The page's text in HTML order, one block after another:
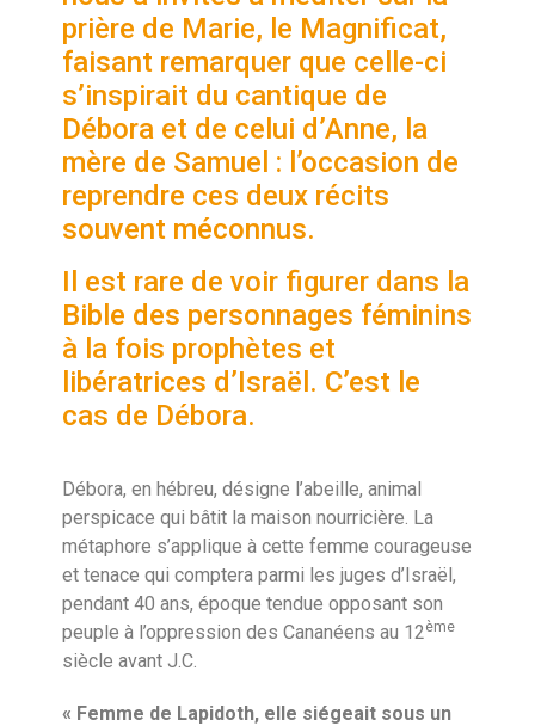
prière de Marie, le Magnificat,
faisant remarquer que celle-ci
s’inspirait du cantique de
Débora et de celui d’Anne, la
mère de Samuel : l’occasion de
reprendre ces deux récits
souvent méconnus.
Il est rare de voir figurer dans la
Bible des personnages féminins
à la fois prophètes et
libératrices d’Israël. C’est le
cas de Débora.
Débora, en hébreu, désigne l’abeille, animal
perspicace qui bâtit la maison nourricière. La
métaphore s’applique à cette femme courageuse
et tenace qui comptera parmi les juges d’Israël,
pendant 40 ans, époque tendue opposant son
peuple à l’oppression des Cananéens au 12ème
siècle avant J.C.
« Femme de Lapidoth, elle siégeait sous un